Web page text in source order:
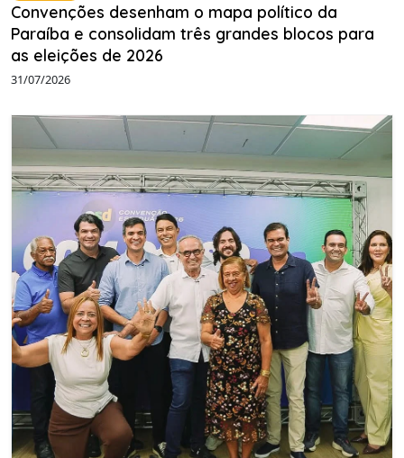
Convenções desenham o mapa político da
Paraíba e consolidam três grandes blocos para
as eleições de 2026
31/07/2026